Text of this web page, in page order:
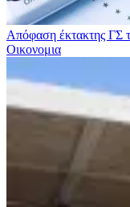
Απόφαση έκτακτης ΓΣ
Οικονομια